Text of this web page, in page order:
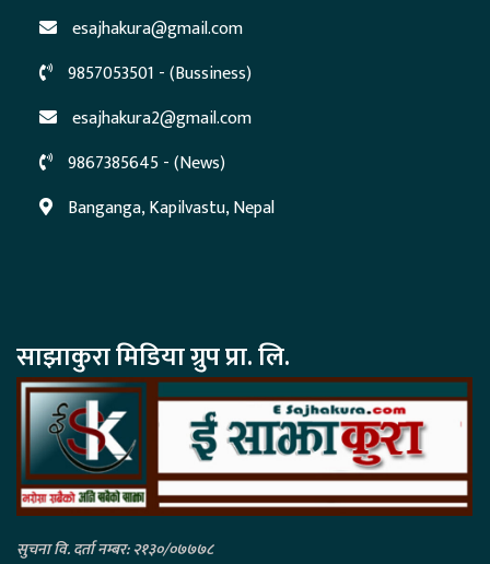
esajhakura@gmail.com
9857053501 - (Bussiness)
esajhakura2@gmail.com
9867385645 - (News)
Banganga, Kapilvastu, Nepal
साझाकुरा मिडिया ग्रुप प्रा. लि.
सुचना वि. दर्ता नम्बर: २१३०/०७७७८